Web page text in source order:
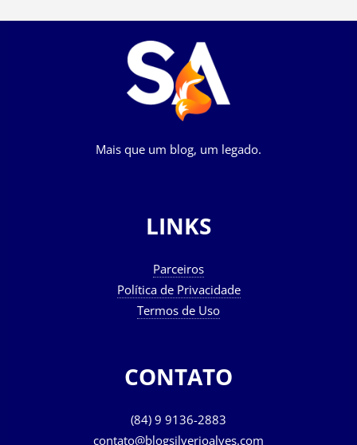
Mais que um blog, um legado.
LINKS
Parceiros
Política de Privacidade
Termos de Uso
CONTATO
(84) 9 9136-2883